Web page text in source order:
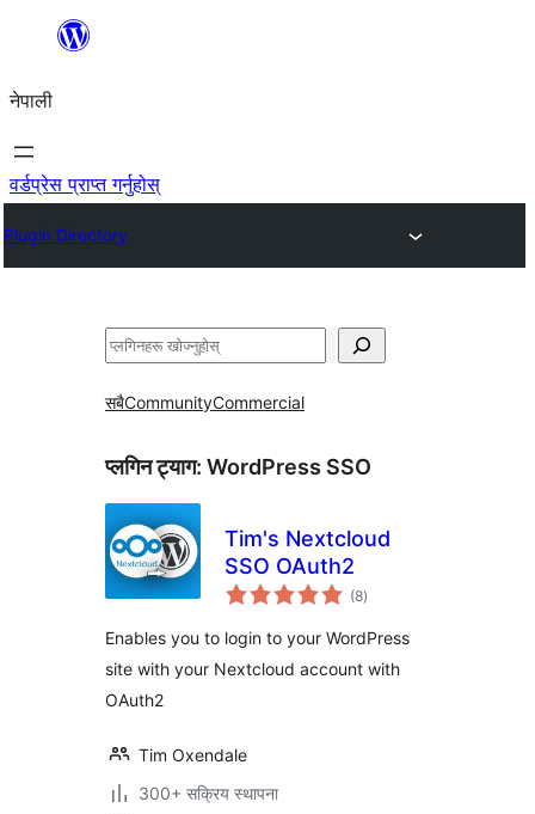
सामग्रीमा
नेपाली
वर्डप्रेस प्राप्त गर्नुहोस्
Plugin Directory
खोज्नुहोस्
सबैCommunityCommercial
प्लगिन ट्याग: WordPress SSO
Tim's Nextcloud
SSO OAuth2
(8कुल
रेटिङ्गहरू
)
Enables you to login to your WordPress
site with your Nextcloud account with
OAuth2
Tim Oxendale
300+ सक्रिय स्थापना